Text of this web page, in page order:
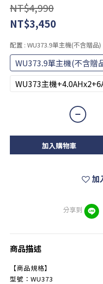
NT$4,990
NT$3,450
配置 : WU373.9單主機(不含贈品)
WU373.9單主機(不含贈
WU373主機
加入購物車
加
分享到
商品描述
【商品規格】
型號：WU373